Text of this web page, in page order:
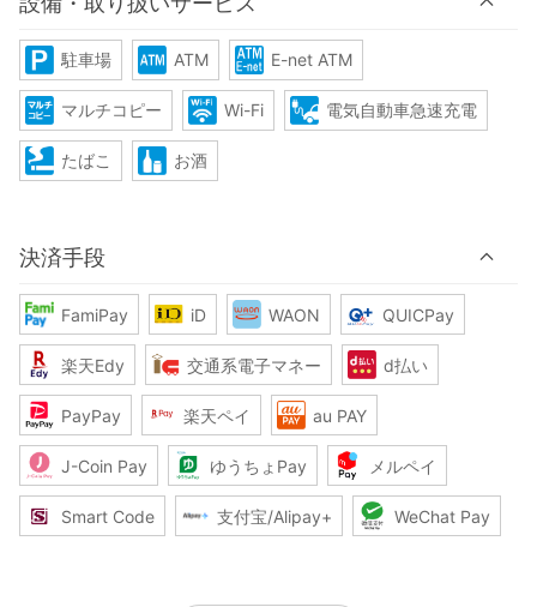
駐車場 ATM E-net ATM
マルチコピー Wi-Fi 電気自動車急速充電
たばこ お酒
決済手段
FamiPay iD WAON QUICPay
楽天Edy 交通系電子マネー d払い
PayPay 楽天ペイ au PAY
J-Coin Pay ゆうちょPay メルペイ
Smart Code 支付宝/Alipay+ WeChat Pay